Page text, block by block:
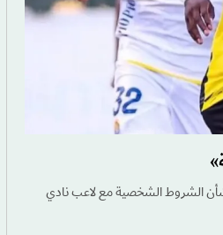
الشروط الشخصية مع لاعب نادي